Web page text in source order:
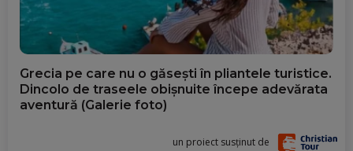
Grecia pe care nu o găsești în pliantele turistice.
Dincolo de traseele obișnuite începe adevărata
aventură (Galerie foto)
un proiect susținut de